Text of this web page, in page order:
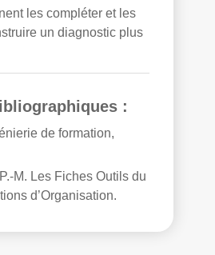
les compléter et les
un diagnostic plus
:
de formation,
M. Les Fiches Outils du
d’Organisation.